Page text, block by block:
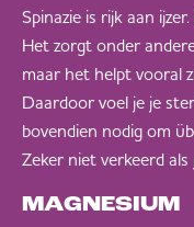
Spinazie is rijk aan
Het zorgt onder
maar het helpt vooral
Daardoor voel je je
bovendien nodig om
Zeker niet verkeerd als
MAGNESIUM